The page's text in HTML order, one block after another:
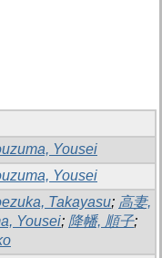
Yousei
Yousei
Takayasu; 高妻,
Yousei; 降幡, 順子;